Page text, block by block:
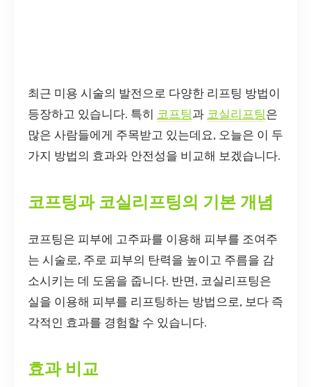
최근 미용 시술의 발전으로 다양한 리프팅 방법이
등장하고 있습니다. 특히 코프팅과 코실리프팅은
많은 사람들에게 주목받고 있는데요, 오늘은 이 두
가지 방법의 효과와 안전성을 비교해 보겠습니다.
코프팅과 코실리프팅의 기본 개념
코프팅은 피부에 고주파를 이용해 피부를 조여주
는 시술로, 주로 피부의 탄력을 높이고 주름을 감
소시키는 데 도움을 줍니다. 반면, 코실리프팅은
실을 이용해 피부를 리프팅하는 방법으로, 보다 즉
각적인 효과를 경험할 수 있습니다.
효과 비교